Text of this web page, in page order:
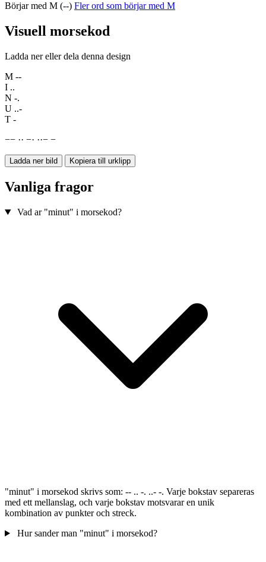
Börjar med M (--) Fler ord som börjar med M
Visuell morsekod
Ladda ner eller dela denna design
M --
I ..
N -.
U ..-
T -
−− ·· −· ··− −
Ladda ner bild Kopiera till urklipp
Vanliga fragor
Vad ar "minut" i morsekod?
"minut" i morsekod skrivs som: -- .. -. ..- -. Varje bokstav separeras
med ett mellanslag, och varje bokstav motsvarar en unik
kombination av punkter och streck.
Hur sander man "minut" i morsekod?